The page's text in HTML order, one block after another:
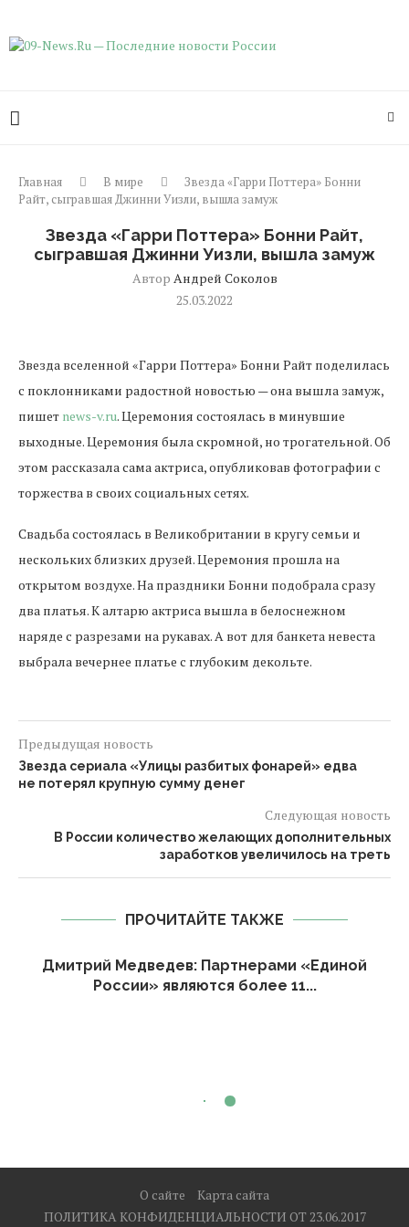
Главная В мире
Звезда «Гарри Поттера» Бонни
Райт, сыгравшая Джинни Уизли, вышла замуж
Звезда «Гарри Поттера» Бонни Райт,
сыгравшая Джинни Уизли, вышла замуж
Автор Андрей Соколов
25.03.2022
Звезда вселенной «Гарри Поттера» Бонни Райт поделилась
с поклонниками радостной новостью — она вышла замуж,
пишет news-v.ru. Церемония состоялась в минувшие
выходные. Церемония была скромной, но трогательной. Об
этом рассказала сама актриса, опубликовав фотографии с
торжества в своих социальных сетях.
Свадьба состоялась в Великобритании в кругу семьи и
нескольких близких друзей. Церемония прошла на
открытом воздухе. На праздники Бонни подобрала сразу
два платья. К алтарю актриса вышла в белоснежном
наряде с разрезами на рукавах. А вот для банкета невеста
выбрала вечернее платье с глубоким декольте.
Предыдущая новость
Звезда сериала «Улицы разбитых фонарей» едва
не потерял крупную сумму денег
Следующая новость
В России количество желающих дополнительных
заработков увеличилось на треть
ПРОЧИТАЙТЕ ТАКЖЕ
Дмитрий Медведев: Партнерами «Единой
России» являются более 11...
О сайте
Карта сайта
ПОЛИТИКА КОНФИДЕНЦИАЛЬНОСТИ ОТ 23.06.2017